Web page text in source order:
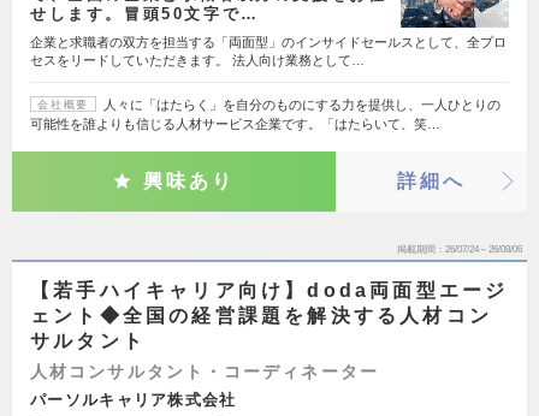
せします。冒頭50文字で…
企業と求職者の双方を担当する「両面型」のインサイドセールスとして、全プロ
セスをリードしていただきます。 法人向け業務として…
会社概要
人々に「はたらく」を自分のものにする力を提供し、一人ひとりの
可能性を誰よりも信じる人材サービス企業です。「はたらいて、笑…
興味あり 詳細へ
掲載期間 26/07/24～26/08/06
【若手ハイキャリア向け】doda両面型エージ
ェント◆全国の経営課題を解決する人材コン
サルタント
人材コンサルタント・コーディネーター
パーソルキャリア株式会社